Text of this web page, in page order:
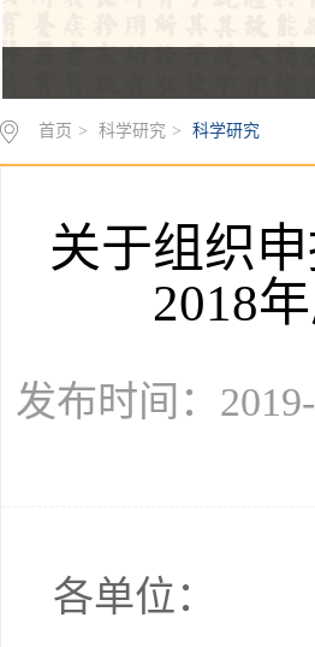
首页 > 科学研究 > 科学研究
关于组织
2018
发布时间：
各单位：